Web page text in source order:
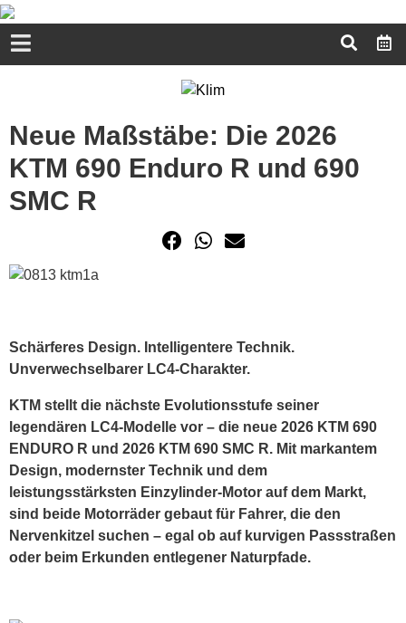
Neue Maßstäbe: Die 2026
KTM 690 Enduro R und 690
SMC R
Schärferes Design. Intelligentere Technik.
Unverwechselbarer LC4-Charakter.
KTM stellt die nächste Evolutionsstufe seiner
legendären LC4-Modelle vor – die neue 2026 KTM 690
ENDURO R und 2026 KTM 690 SMC R. Mit markantem
Design, modernster Technik und dem
leistungsstärksten Einzylinder-Motor auf dem Markt,
sind beide Motorräder gebaut für Fahrer, die den
Nervenkitzel suchen – egal ob auf kurvigen Passstraßen
oder beim Erkunden entlegener Naturpfade.